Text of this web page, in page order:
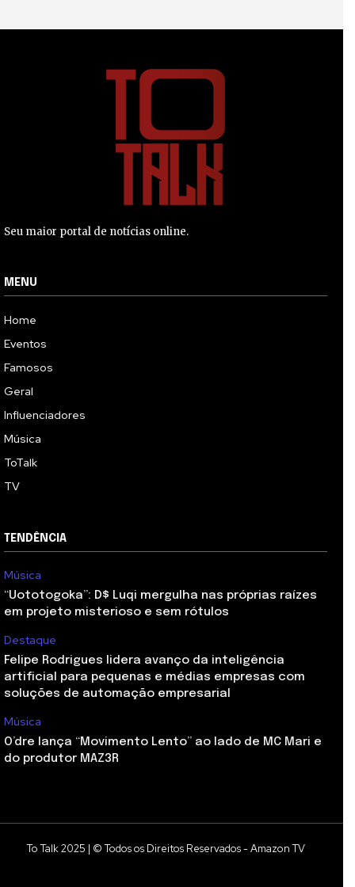
Seu maior portal de notícias online.
MENU
Home
Eventos
Famosos
Geral
Influenciadores
Música
ToTalk
TV
TENDÊNCIA
Música
“Uototogoka”: D$ Luqi mergulha nas próprias raízes
em projeto misterioso e sem rótulos
Destaque
Felipe Rodrigues lidera avanço da inteligência
artificial para pequenas e médias empresas com
soluções de automação empresarial
Música
O’dre lança “Movimento Lento” ao lado de MC Mari e
do produtor MAZ3R
To Talk 2025 | © Todos os Direitos Reservados - Amazon TV